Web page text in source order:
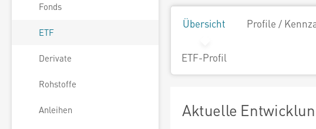
Fonds
ETF
Derivate
Rohstoffe
Anleihen
Übersicht Profile /
ETF-Profil
Aktuelle